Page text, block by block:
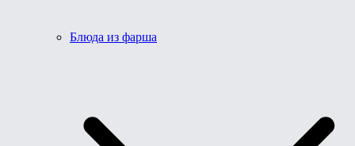
Блюда из фарша